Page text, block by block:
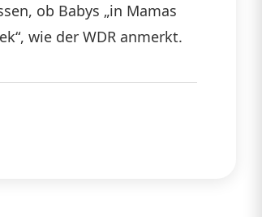
ob Babys „in Mamas
wie der WDR anmerkt.